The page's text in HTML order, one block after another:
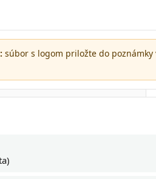
súbor s logom priložte do